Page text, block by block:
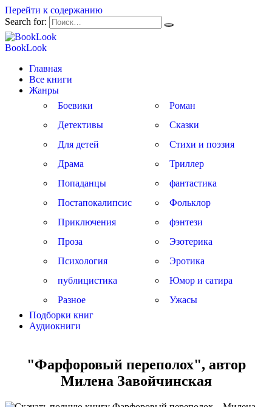
Перейти к содержанию
Search for:
BookLook
Главная
Все книги
Жанры
Боевики
Детективы
Для детей
Драма
Попаданцы
Постапокалипсис
Приключения
Проза
Психология
публицистика
Разное
Роман
Сказки
Стихи и поэзия
Триллер
фантастика
Фольклор
фэнтези
Эзотерика
Эротика
Юмор и сатира
Ужасы
Подборки книг
Аудиокниги
"Фарфоровый переполох", автор
Милена Завойчинская